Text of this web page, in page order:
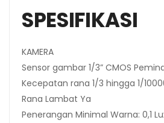
SPESIFIKASI
KAMERA
Sensor gambar 1/3” CMOS
Kecepatan rana 1/3 hingga 1/
Rana Lambat Ya
Penerangan Minimal Warna: 0,1